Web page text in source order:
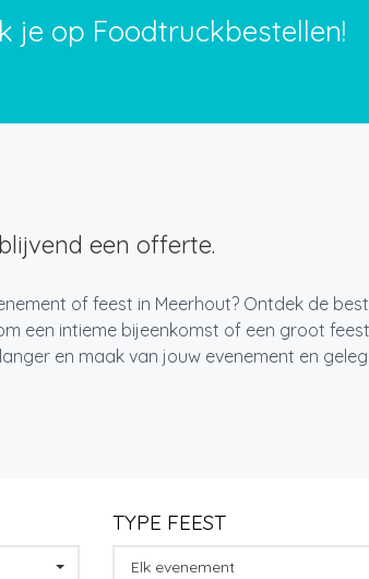
je op Foodtruckbestellen!
een offerte.
of feest in Meerhout? Ontdek de
een intieme bijeenkomst of een groot
en maak van jouw evenement en
TYPE FEEST
Elk evenement